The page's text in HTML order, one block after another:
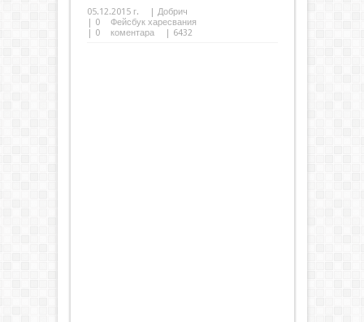
05.12.2015 г.
Добрич
0
Фейсбук харесвания
0 коментара | 6432